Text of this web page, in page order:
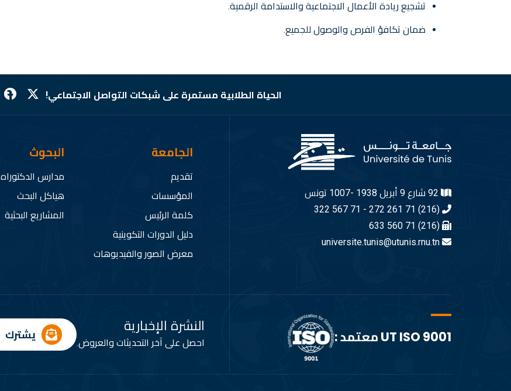
تشجيع ريادة الأعمال الاجتماعية والاستدامة الرقمية.
ضمان تكافؤ الفرص والوصول للجميع.
الحياة الطلابية مستمرة على شبكات التواصل الاجتماعي!
(216) 71 261 272 - 71 567 322
(216) 71 560 633
universite.tunis@utunis.rnu.tn
الجامعة
تقديم
المؤسسات
كلمة الرئيس
دليل الدورات التكوينية
معرض الصور والفيديوهات
البحوث
مدارس الدكتوراه
هياكل البحث
المشاريع البحثية
UT ISO 9001 معتمد :
النشرة الإخبارية
احصل على آخر التحديثات والعروض.
يشترك